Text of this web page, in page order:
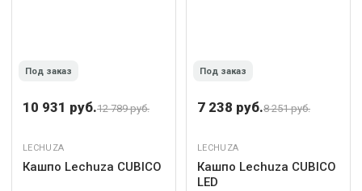
Под заказ
10 931 руб.12 789 руб.
LECHUZA
Кашпо Lechuza CUBICO
Под заказ
7 238 руб.8 251 руб.
LECHUZA
Кашпо Lechuza CUBICO
LED